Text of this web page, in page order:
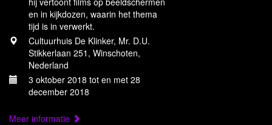
en in kijkdozen, waarin het thema
tijd is in verwerkt.
Cultuurhuis De Klinker, Mr. D.U.
Stikkerlaan 251, Winschoten,
Nederland
3 oktober 2018 tot en met 28
december 2018
Meer informatie